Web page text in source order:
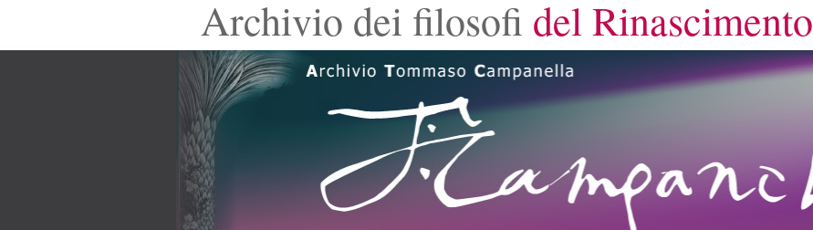
Archivio dei filosofi del Rinascimento